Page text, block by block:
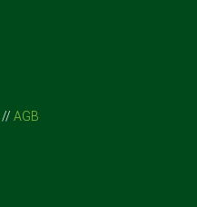
// AGB